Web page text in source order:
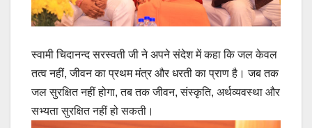
स्वामी चिदानन्द सरस्वती जी ने अपने संदेश में कहा कि जल केवल
तत्व नहीं, जीवन का प्रथम मंत्र और धरती का प्राण है। जब तक
जल सुरक्षित नहीं होगा, तब तक जीवन, संस्कृति, अर्थव्यवस्था और
सभ्यता सुरक्षित नहीं हो सकती।